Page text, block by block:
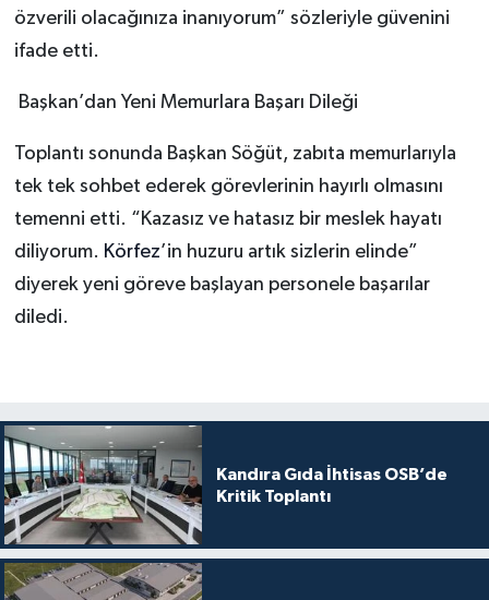
özverili olacağınıza inanıyorum” sözleriyle güvenini
ifade etti.
Başkan’dan Yeni Memurlara Başarı Dileği
Toplantı sonunda Başkan Söğüt, zabıta memurlarıyla
tek tek sohbet ederek görevlerinin hayırlı olmasını
temenni etti. “Kazasız ve hatasız bir meslek hayatı
diliyorum. Körfez’in huzuru artık sizlerin elinde”
diyerek yeni göreve başlayan personele başarılar
diledi.
Kandıra Gıda İhtisas OSB’de
Kritik Toplantı